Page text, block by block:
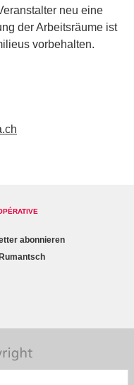
neu eine
der Arbeitsräume ist
vorbehalten.
abonnieren
Rumantsch